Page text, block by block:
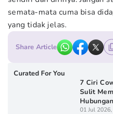
semata-mata cuma bisa
yang tidak jelas.
Share Article
Curated For You
7 Ciri
Sulit
Hubungan
01 Jul